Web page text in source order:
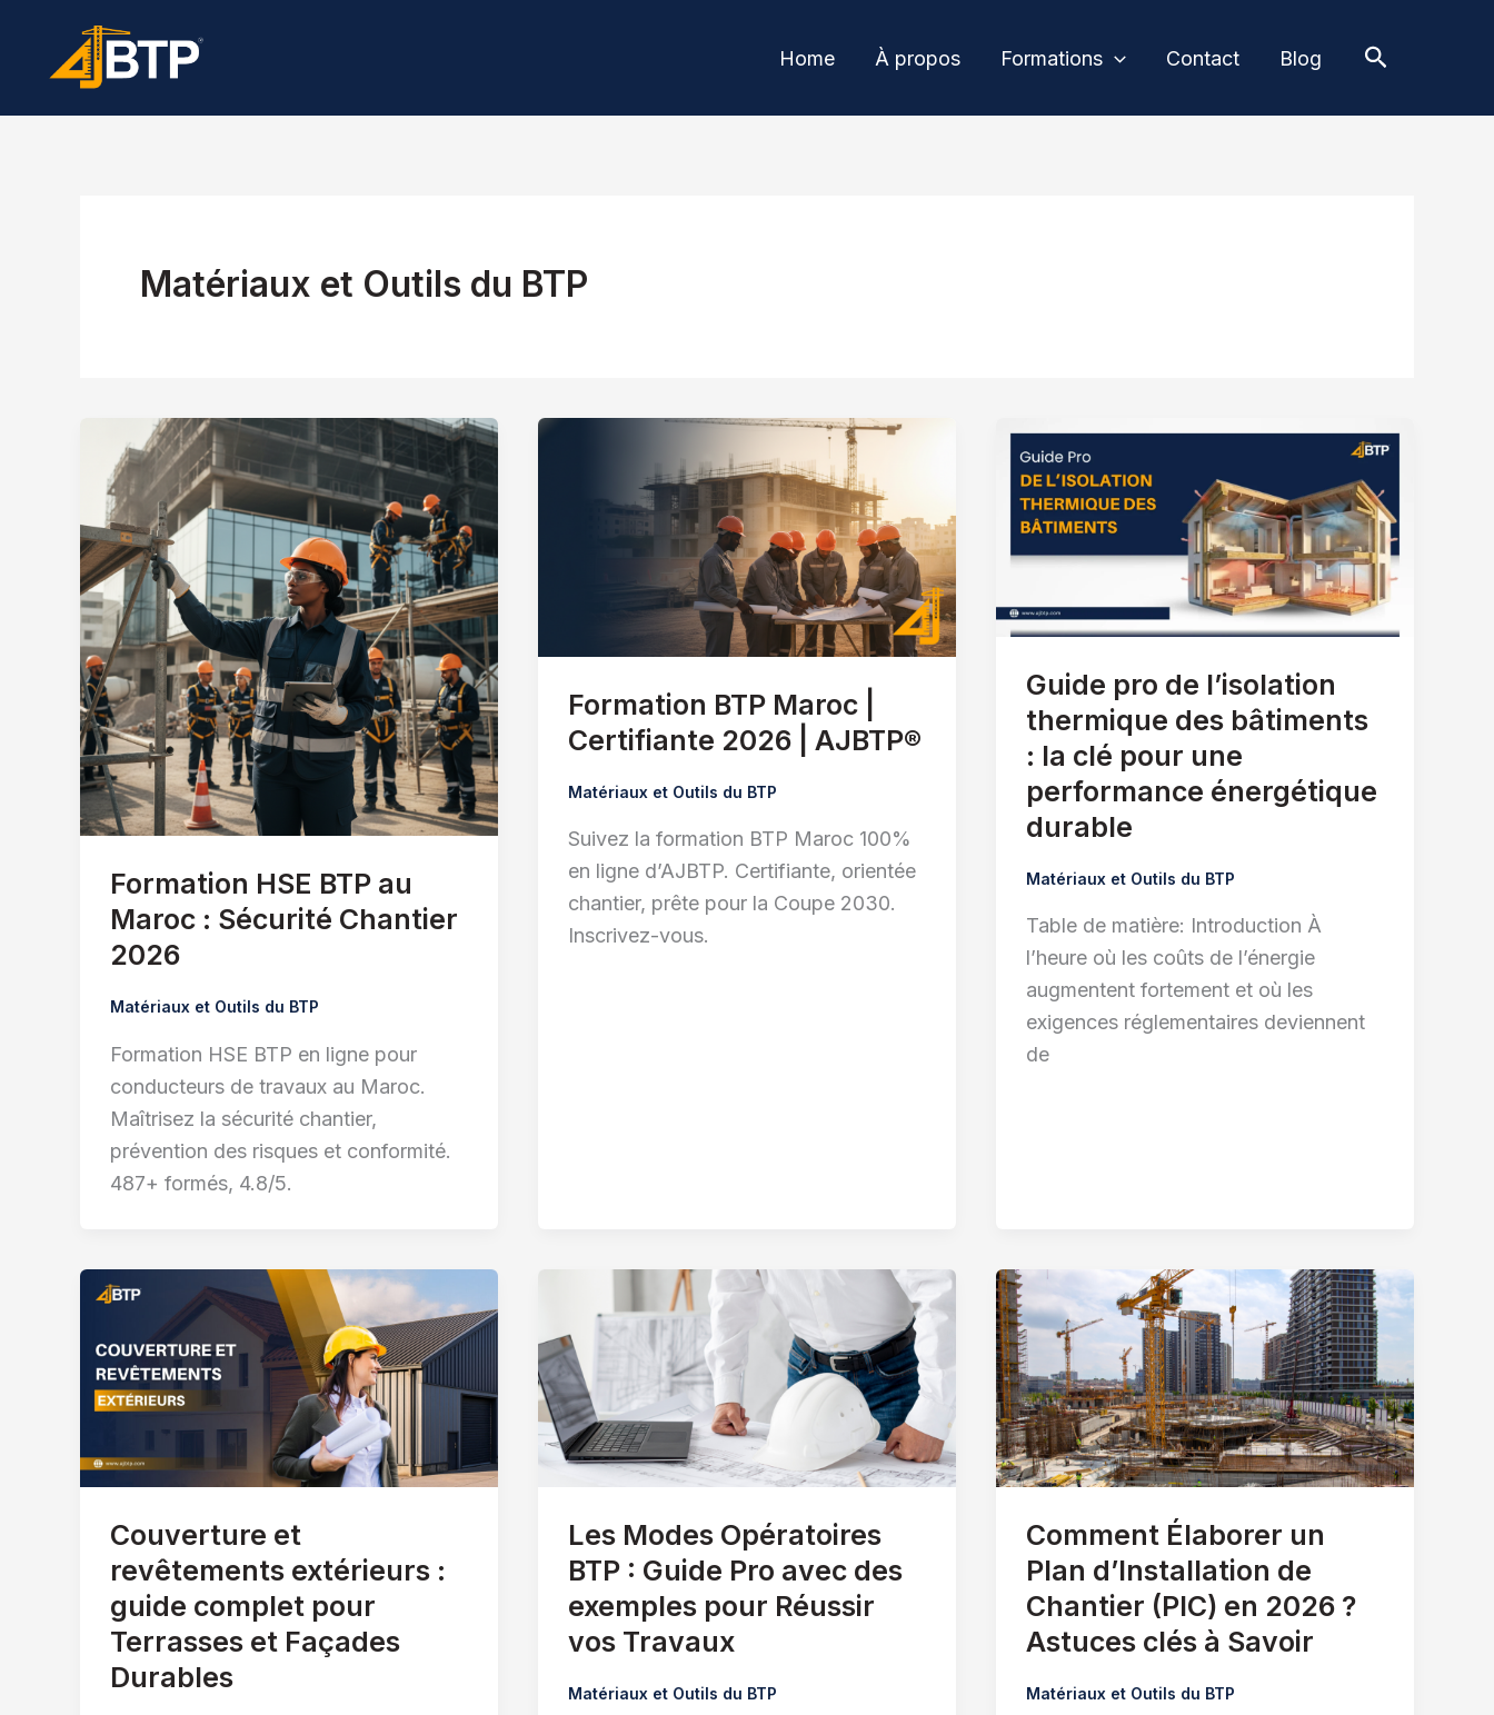
contenu
Home À propos Formations Contact Blog
Matériaux et Outils du BTP
Formation HSE BTP au
Maroc : Sécurité Chantier
2026
Matériaux et Outils du BTP
Formation HSE BTP en ligne pour
conducteurs de travaux au Maroc.
Maîtrisez la sécurité chantier,
prévention des risques et conformité.
487+ formés, 4.8/5.
Formation BTP Maroc |
Certifiante 2026 | AJBTP®
Matériaux et Outils du BTP
Suivez la formation BTP Maroc 100%
en ligne d’AJBTP. Certifiante, orientée
chantier, prête pour la Coupe 2030.
Inscrivez-vous.
Guide pro de l’isolation
thermique des bâtiments
: la clé pour une
performance énergétique
durable
Matériaux et Outils du BTP
Table de matière: Introduction À
l’heure où les coûts de l’énergie
augmentent fortement et où les
exigences réglementaires deviennent
de
Couverture et
revêtements extérieurs :
guide complet pour
Terrasses et Façades
Durables
Les Modes Opératoires
BTP : Guide Pro avec des
exemples pour Réussir
vos Travaux
Matériaux et Outils du BTP
Comment Élaborer un
Plan d’Installation de
Chantier (PIC) en 2026 ?
Astuces clés à Savoir
Matériaux et Outils du BTP